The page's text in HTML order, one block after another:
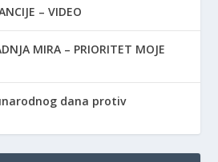
– VIDEO
MIRA – PRIORITET MOJE
dana protiv